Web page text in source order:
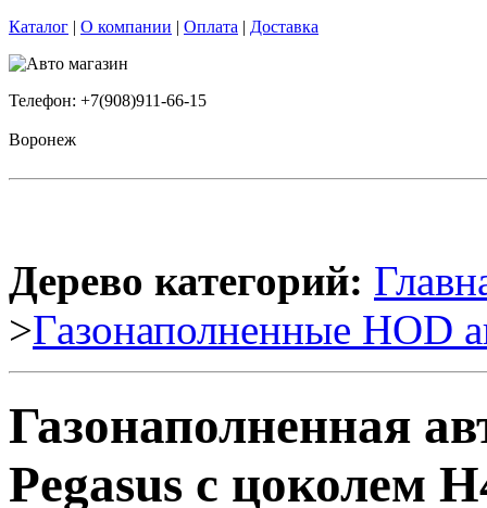
Каталог | О компании | Оплата | Доставка
Телефон: +7(908)911-66-15
Воронеж
Дерево категорий:
>Газонаполненные HOD
Газонаполненная
Pegasus с цоколем